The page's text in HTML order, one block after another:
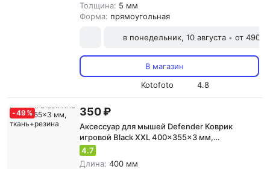
Толщина: 5 мм
Форма: прямоугольная
в понедельник, 10 августа • от 490 ₽
В магазин
Kotofoto
4.8
-49 % 350 ₽
Аксессуар для мышей Defender Коврик
игровой Black XXL 400x355x3 мм,
ткань+резина
4.7
Длина: 400 мм